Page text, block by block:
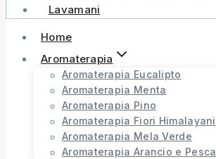
Lavamani
Home
Aromaterapia
Aromaterapia Eucalipto
Aromaterapia Menta
Aromaterapia Pino
Aromaterapia Fiori Himalayani
Aromaterapia Mela Verde
Aromaterapia Arancio e Pesca